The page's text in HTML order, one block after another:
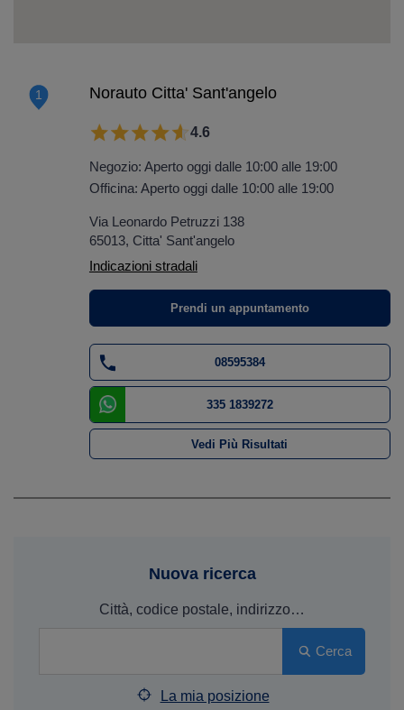
1 Norauto Citta' Sant'angelo
4.6
Negozio: Aperto oggi dalle 10:00 alle 19:00
Officina: Aperto oggi dalle 10:00 alle 19:00
Via Leonardo Petruzzi 138
65013, Citta' Sant'angelo
Indicazioni stradali
Prendi un appuntamento
08595384
335 1839272
Vedi Più Risultati
Nuova ricerca
Città, codice postale, indirizzo…
Cerca
La mia posizione